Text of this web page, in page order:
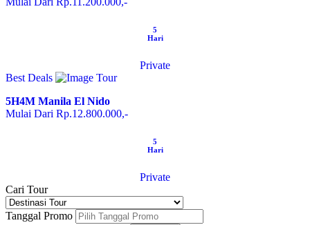
5
Hari
Private
Best Deals
5H4M Manila El Nido
Mulai Dari Rp.12.800.000,-
5
Hari
Private
Cari Tour
Tanggal Promo